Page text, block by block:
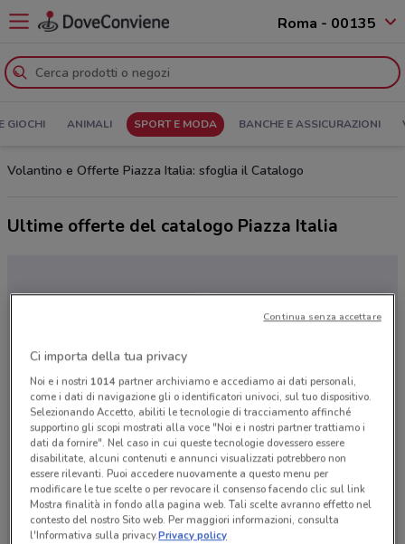
Roma - 00135
GIOCHI ANIMALI SPORT E MODA BANCHE E ASSICURAZIONI
Volantino e Offerte Piazza Italia: sfoglia il Catalogo
Ultime offerte del catalogo Piazza Italia
Ci dispiace, al momento non abbiamo pubblicato
volantini nella tua zona. Riprova più tardi.
Ci importa della tua privacy
Noi e i nostri 1014partner archiviamo e accediamo ai dati personali,
come i dati di navigazione gli o identificatori univoci, sul tuo dispositivo.
Selezionando Accetto, abiliti le tecnologie di tracciamento affinché
supportino gli scopi mostrati alla voce "Noi e i nostri partner trattiamo i
dati da fornire". Nel caso in cui queste tecnologie dovessero essere
disabilitate, alcuni contenuti e annunci visualizzati potrebbero non
essere rilevanti. Puoi accedere nuovamente a questo menu per
modificare le tue scelte o per revocare il consenso facendo clic sul link
Mostra finalità in fondo alla pagina web. Tali scelte avranno effetto nel
contesto del nostro Sito web. Per maggiori informazioni, consulta
l'Informativa sulla privacy.Privacy policy
Continua senza accettare